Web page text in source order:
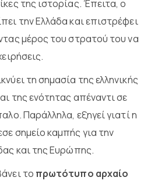
της ιστορίας. Έπειτα, ο
την Ελλάδα και επιστρέφει
μέρος του στρατού του να
τη σημασία της ελληνικής
της ενότητας απέναντι σε
Παράλληλα, εξηγεί γιατί η
σημείο καμπής για την
και της Ευρώπης.
το πρωτότυπο αρχαίο